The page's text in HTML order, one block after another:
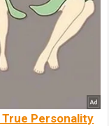
True Personality